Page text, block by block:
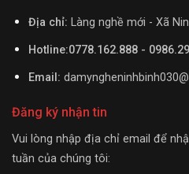
Địa chỉ: Làng nghề mới - Xã
Hotline:0778.162.888 -
Email:
Đăng ký nhận tin
Vui lòng nhập địa chỉ email để
tuần của chúng tôi: